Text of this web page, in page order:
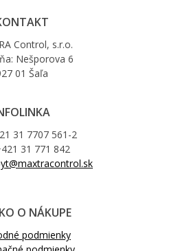
Control, s.r.o.
Nešporova 6
01 Šaľa
31 7707 561-2
31 771 842
O NÁKUPE
podmienky